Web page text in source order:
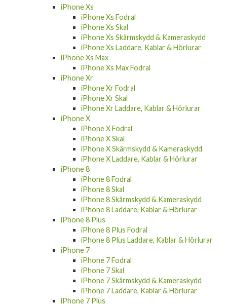
iPhone Xs
iPhone Xs Fodral
iPhone Xs Skal
iPhone Xs Skärmskydd & Kameraskydd
iPhone Xs Laddare, Kablar & Hörlurar
iPhone Xs Max
iPhone Xs Max Fodral
iPhone Xr
iPhone Xr Fodral
iPhone Xr Skal
iPhone Xr Laddare, Kablar & Hörlurar
iPhone X
iPhone X Fodral
iPhone X Skal
iPhone X Skärmskydd & Kameraskydd
iPhone X Laddare, Kablar & Hörlurar
iPhone 8
iPhone 8 Fodral
iPhone 8 Skal
iPhone 8 Skärmskydd & Kameraskydd
iPhone 8 Laddare, Kablar & Hörlurar
iPhone 8 Plus
iPhone 8 Plus Fodral
iPhone 8 Plus Laddare, Kablar & Hörlurar
iPhone 7
iPhone 7 Fodral
iPhone 7 Skal
iPhone 7 Skärmskydd & Kameraskydd
iPhone 7 Laddare, Kablar & Hörlurar
iPhone 7 Plus